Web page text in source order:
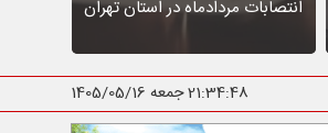
انتصابات مردادماه در استان تهران
21:34:49جمعه 1405/05/16